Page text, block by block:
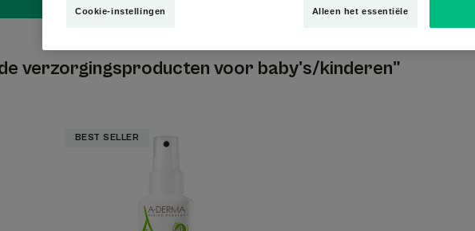
verzorgingsproducten voor baby's/kinderen"
drogende
BEST SELLER
Cookie-instellingen Alleen het essentiële